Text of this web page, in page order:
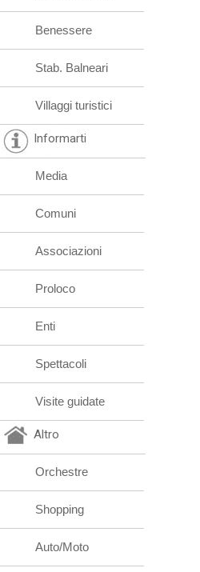
Benessere
Stab. Balneari
Villaggi turistici
Informarti
Media
Comuni
Associazioni
Proloco
Enti
Spettacoli
Visite guidate
Altro
Orchestre
Shopping
Auto/Moto